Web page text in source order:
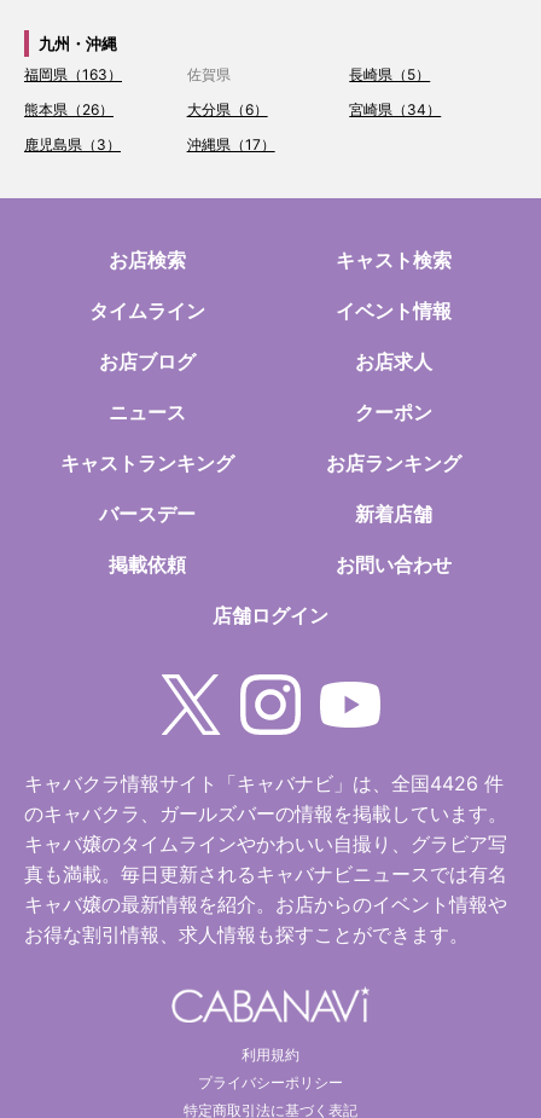
九州・沖縄
福岡県（163） 佐賀県
長崎県（5）
熊本県（26）
大分県（6）
宮崎県（34）
鹿児島県（3）
沖縄県（17）
お店検索 キャスト検索
タイムライン イベント情報
お店ブログ お店求人
ニュース クーポン
キャストランキング お店ランキング
バースデー 新着店舗
掲載依頼 お問い合わせ
店舗ログイン
キャバクラ情報サイト「キャバナビ」は、全国4426 件
のキャバクラ、ガールズバーの情報を掲載しています。
キャバ嬢のタイムラインやかわいい自撮り、グラビア写
真も満載。毎日更新されるキャバナビニュースでは有名
キャバ嬢の最新情報を紹介。お店からのイベント情報や
お得な割引情報、求人情報も探すことができます。
利用規約
プライバシーポリシー
特定商取引法に基づく表記